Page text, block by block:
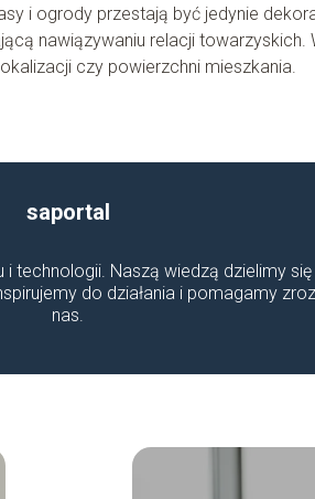
i ogrody przestają być jedynie
nawiązywaniu relacji towarzyskich.
czy powierzchni mieszkania.
saportal
technologii. Naszą wiedzą dzielimy
do działania i pomagamy
nas.